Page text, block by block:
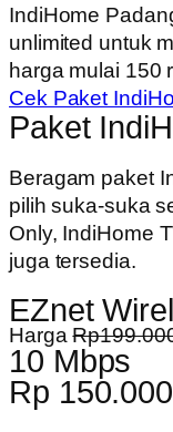
IndiHome
unlimited untuk
harga mulai 150
Cek Paket
Paket
Beragam paket
pilih suka-suka
Only, IndiHome
juga tersedia.
EZnet
Harga
10 Mbps
Rp 150.000